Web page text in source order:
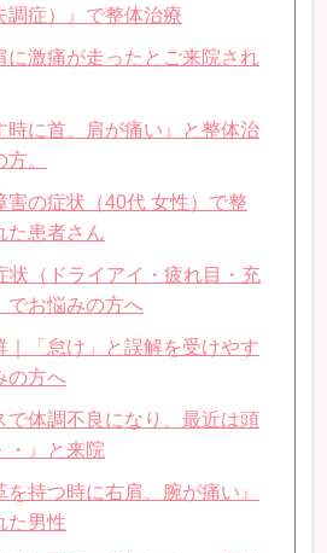
調症）』で整体治療
に激痛が走ったとご来院され
時に首、肩が痛い』と整体治
。
害の症状（40代 女性）で整
た患者さん
状（ドライアイ・疲れ目・充
でお悩みの方へ
｜「怠け」と誤解を受けやす
の方へ
で体調不良になり、最近は頭
・』と来院
を持つ時に右肩、腕が痛い』
た男性